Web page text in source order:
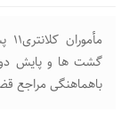
گشت ها و پايش
باهماهنگی مراجع